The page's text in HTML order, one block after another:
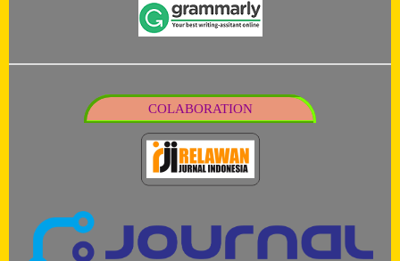
COLABORATION